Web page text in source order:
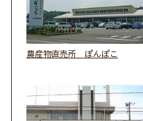
農産物直売所 ぽんぽこ